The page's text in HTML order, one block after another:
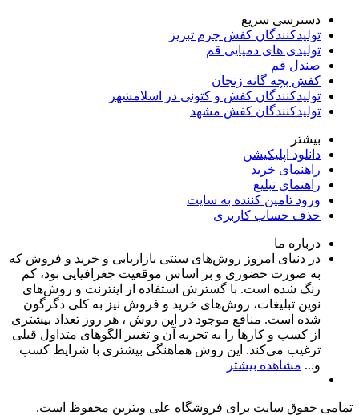
دسترسی سریع
تولیدکنندگان کفش چرم تبریز
تولیدی های دمپایی قم
صندل قم
کفش بچه گانه زنجان
تولیدکنندگان کفش و کتونی در اسلامشهر
تولیدکنندگان کفش مشهد
بیشتر
دانلود اپلیکیشن
راهنمای خرید
راهنمای تبلیغ
ورود تامین کننده به سایت
حذف حساب کاربری
درباره ما
در دنیای امروز روش‌های سنتی بازاریابی و خرید و فروش که
به صورت حضوری و بر اساس موقعیت جغرافیایی بود، کم
رنگ شده است. با گسترش استفاده از اینترنت و روش‌های
نوین تبلیغات، روش‌های خرید و فروش نیز به کلی دگرگون
شده است. منافع موجود در این روش ، هر روز تعداد بیشتری
از کسب و کارها را به تجربه‌ آن و تغییر الگوهای متداول قبلی
ترغیب می‌کند. این روش هماهنگی بیشتری با شرایط کسب
و... مشاهده بیشتر
تمامی حقوق سایت برای فروشگاه علی ویترین محفوظ است.